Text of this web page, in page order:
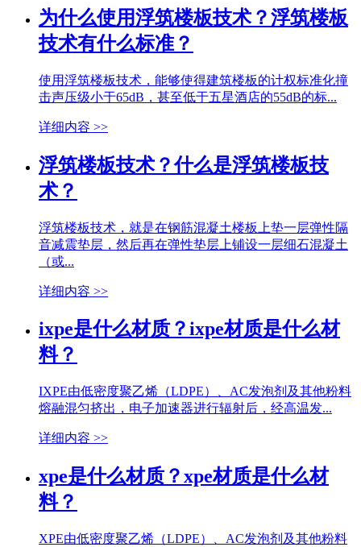
为什么使用浮筑楼板技术？浮筑楼板
技术有什么标准？
使用浮筑楼板技术，能够使得建筑楼板的计权标准化撞
击声压级小于65dB，甚至低于五星酒店的55dB的标...
详细内容 >>
浮筑楼板技术？什么是浮筑楼板技
术？
浮筑楼板技术，就是在钢筋混凝土楼板上垫一层弹性隔
音减震垫层，然后再在弹性垫层上铺设一层细石混凝土
（或...
详细内容 >>
ixpe是什么材质？ixpe材质是什么材
料？
IXPE由低密度聚乙烯（LDPE）、AC发泡剂及其他粉料
熔融混匀挤出，电子加速器进行辐射后，经高温发...
详细内容 >>
xpe是什么材质？xpe材质是什么材
料？
XPE由低密度聚乙烯（LDPE）、AC发泡剂及其他粉料